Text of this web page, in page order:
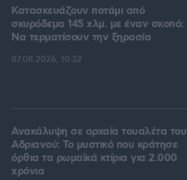
Κατασκευάζουν ποτάμι από
σκυρόδεμα 145 χλμ. με έναν σκοπό:
Να τερματίσουν την ξηρασία
07.08.2026, 10:32
Ανακάλυψη σε αρχαία τουαλέτα του
Αδριανού: Το μυστικό που κράτησε
όρθια τα ρωμαϊκά κτίρια για 2.000
χρόνια